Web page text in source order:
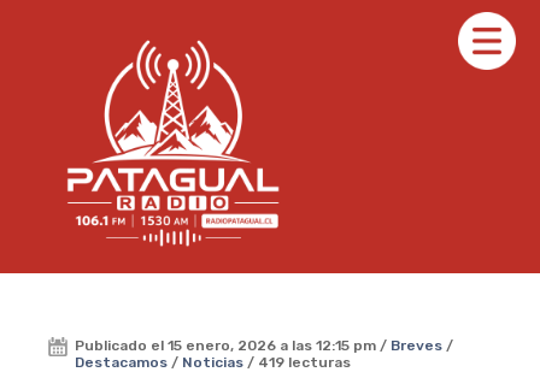
Publicado el 15 enero, 2026 a las 12:15 pm / Breves /
Destacamos / Noticias / 419 lecturas